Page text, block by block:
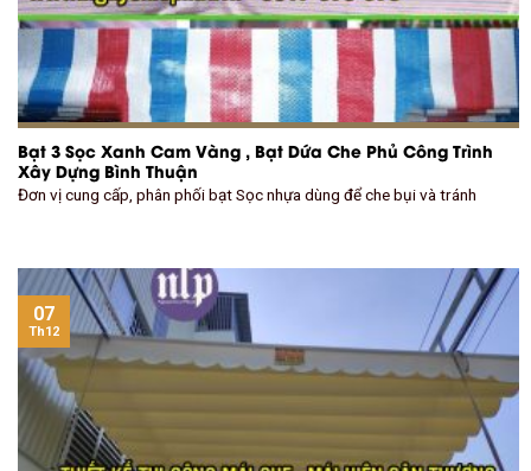
Bạt 3 Sọc Xanh Cam Vàng , Bạt Dứa Che Phủ Công Trình
Xây Dựng Bình Thuận
Đơn vị cung cấp, phân phối bạt Sọc nhựa dùng để che bụi và tránh
07
Th12